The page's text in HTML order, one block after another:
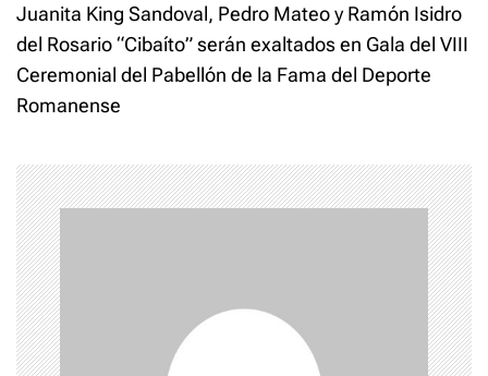
s
t
n
a
v
i
g
a
Juanita King Sandoval, Pedro Mateo y Ramón Isidro
del Rosario “Cibaíto” serán exaltados en Gala del VIII
Ceremonial del Pabellón de la Fama del Deporte
Romanense